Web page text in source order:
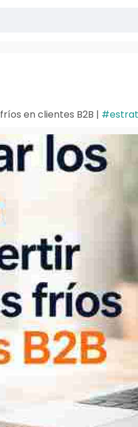
en clientes B2B |